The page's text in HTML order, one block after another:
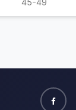
45-49